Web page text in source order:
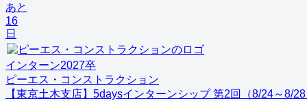
あと
16
日
インターン2027卒
ピーエス・コンストラクション
【東京土木支店】5daysインターンシップ 第2回（8/24～8/